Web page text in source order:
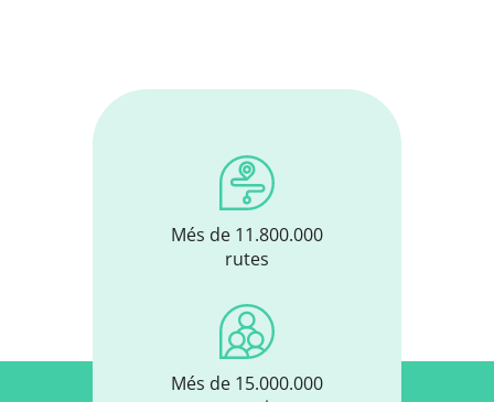
Més de 11.800.000
rutes
Més de 15.000.000